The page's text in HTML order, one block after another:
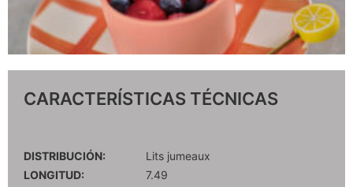
CARACTERÍSTICAS TÉCNICAS
DISTRIBUCIÓN:
Lits jumeaux
LONGITUD:
7.49